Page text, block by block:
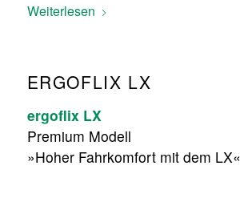
Weiterlesen
ERGOFLIX LX
ergoflix LX
Premium Modell
»Hoher Fahrkomfort mit dem LX«